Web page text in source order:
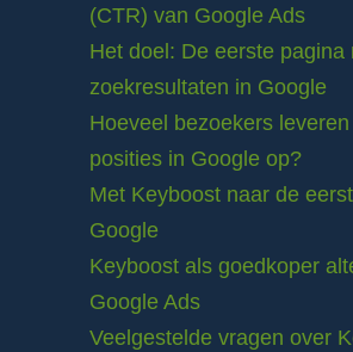
(CTR) van Google Ads
Het doel: De eerste pagina
zoekresultaten in Google
Hoeveel bezoekers
posities in Google op?
Met Keyboost naar de
Google
Keyboost als goedkoper
Google Ads
Veelgestelde vragen over